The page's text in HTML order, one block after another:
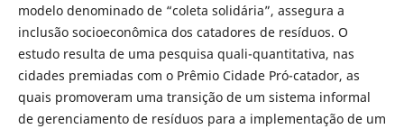
modelo denominado de “coleta solidária”, assegura a
inclusão socioeconômica dos catadores de resíduos. O
estudo resulta de uma pesquisa quali-quantitativa, nas
cidades premiadas com o Prêmio Cidade Pró-catador, as
quais promoveram uma transição de um sistema informal
de gerenciamento de resíduos para a implementação de um